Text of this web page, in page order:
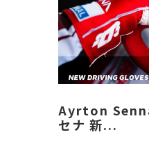
Ayrton
セナ 新...